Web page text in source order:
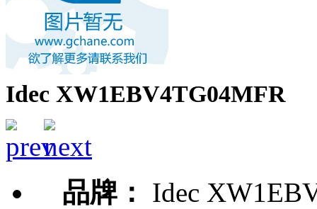
Idec XW1EBV4TG04MFR
品牌：
Idec